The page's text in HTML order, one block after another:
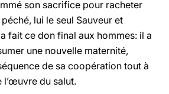
son sacrifice pour racheter
lui le seul Sauveur et
fait ce don final aux hommes: il a
une nouvelle maternité,
de sa coopération tout à
l’œuvre du salut.